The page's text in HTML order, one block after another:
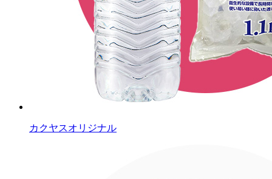
カクヤスオリジナル